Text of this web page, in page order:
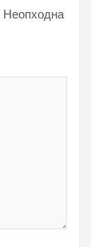
Неопходна